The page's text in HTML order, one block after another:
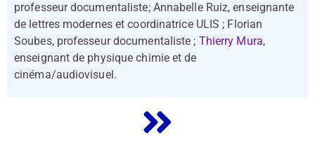
professeur documentaliste; Annabelle Ruiz, enseignante
de lettres modernes et coordinatrice ULIS ; Florian
Soubes, professeur documentaliste ; Thierry Mura,
enseignant de physique chimie et de
cinéma/audiovisuel.